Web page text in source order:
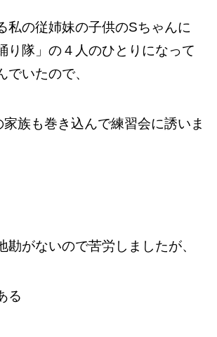
私の従姉妹の子供のSちゃんに
り隊」の４人のひとりになって
でいたので、
族も巻き込んで練習会に誘いま
勘がないので苦労しましたが、
る